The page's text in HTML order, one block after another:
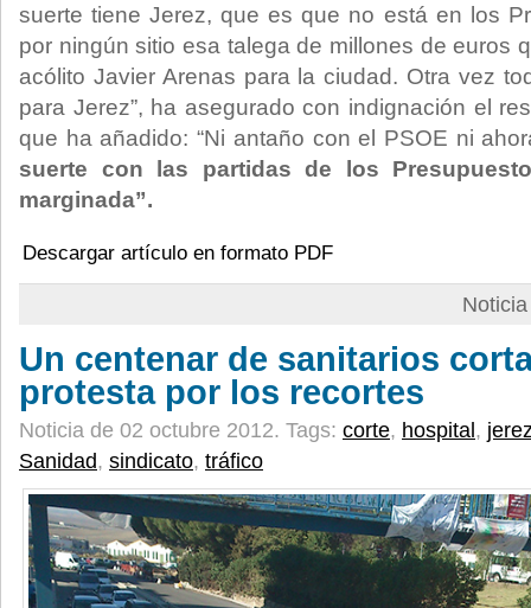
suerte tiene Jerez, que es que no está en los
por ningún sitio esa talega de millones de euros
acólito Javier Arenas para la ciudad. Otra vez
para Jerez”, ha asegurado con indignación el
que ha añadido: “Ni antaño con el PSOE ni
suerte con las partidas de los
marginada”.
Descargar artículo en formato PDF
Un centenar de sanitarios
protesta por los recortes
Noticia de 02 octubre 2012. Tags: corte, hospital ,
Sanidad, sindicato, tráfico